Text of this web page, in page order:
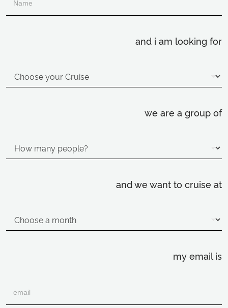
and i am looking for
we are a group of
and we want to cruise at
my email is